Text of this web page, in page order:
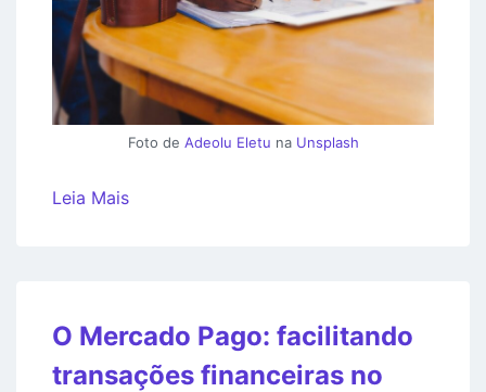
Foto de Adeolu Eletu na Unsplash
Leia Mais
O Mercado Pago: facilitando
transações financeiras no